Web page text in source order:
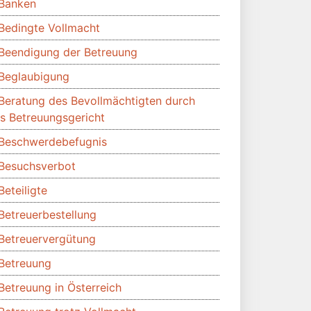
Vollmacht
der Betreuung
des Bevollmächtigten durch
Betreuungsgericht
in Österreich